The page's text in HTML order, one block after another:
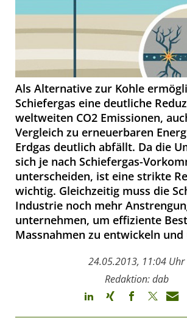
Als Alternative zur Kohle
Schiefergas eine deutliche
weltweiten CO2 Emissionen,
Vergleich zu erneuerbaren
Erdgas deutlich abfällt. Da die
sich je nach Schiefergas-
unterscheiden, ist eine strikte
wichtig. Gleichzeitig muss die
Industrie noch mehr
unternehmen, um effiziente
Massnahmen zu entwickeln und
24.05.2013, 11:04 Uhr
Redaktion: dab